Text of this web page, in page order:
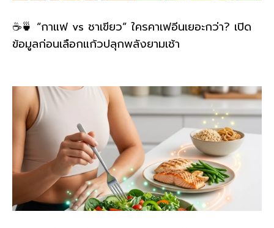
☕🍵 “กาแฟ vs ชาเขียว” ใครคาเฟอีนเยอะกว่า? เปิด
ข้อมูลก่อนเลือกแก้วปลุกพลังยามเช้า